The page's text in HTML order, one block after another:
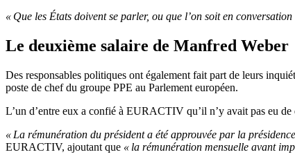
« Que les États doivent se parler, ou que l’on soit en
Le deuxième salaire de Manfred Weber
Des responsables politiques ont également fait part de leurs
poste de chef du groupe PPE au Parlement européen.
L’un d’entre eux a confié à EURACTIV qu’il n’y avait pas eu
« La rémunération du président a été approuvée par la
EURACTIV, ajoutant que « la rémunération mensuelle avant